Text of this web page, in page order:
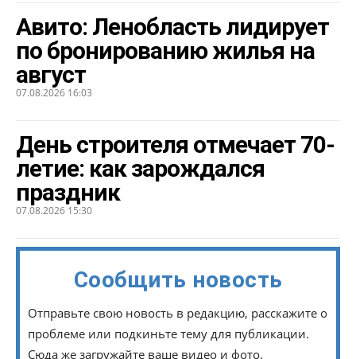
Авито: Ленобласть лидирует
по бронированию жилья на
август
07.08.2026 16:03
День строителя отмечает 70-
летие: как зарождался
праздник
07.08.2026 15:30
Сообщить новость
Отправьте свою новость в редакцию, расскажите о
проблеме или подкиньте тему для публикации.
Сюда же загружайте ваше видео и фото.